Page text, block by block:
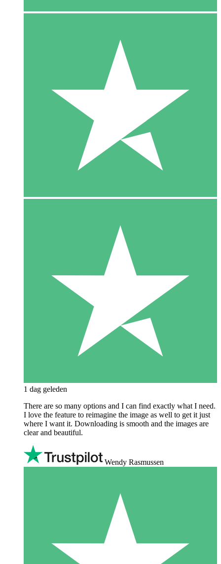
1 dag geleden
There are so many options and I can find exactly what I need.
I love the feature to reimagine the image as well to get it just
where I want it. Downloading is smooth and the images are
clear and beautiful.
Wendy Rasmussen